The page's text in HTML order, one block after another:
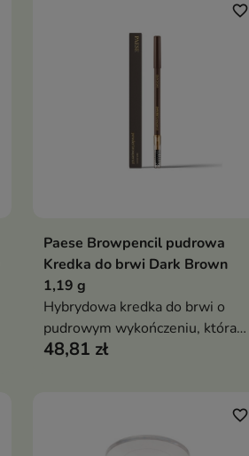
Dodaj do koszyka
favorite_border
Paese Browpencil pudrowa
Kredka do brwi Dark Brown
1,19 g
Hybrydowa kredka do brwi o
pudrowym wykończeniu, która
łączy trwałość kredki z
stopniowalne nasycenie koloru i
matowy, naturalny rezultat
48,81 zł
favorite_border